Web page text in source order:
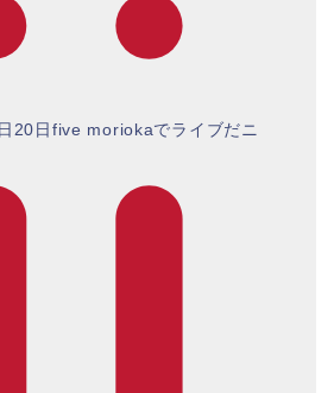
20日five moriokaでライブだニ